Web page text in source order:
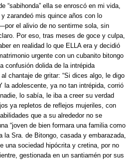
“sabihonda” ella se enroscó en mi vida,
zarandeó mis quince años con lo
el alivio de no sentirme sola, sin
Por eso, tras meses de goce y culpa,
en realidad lo que ELLA era y decidió
urgente con un cubanito bitongo
confusión dolida de la intrépida
chantaje de gritar: “Si dices algo, le digo
la adolescente, ya no tan intrépida, corrió
lo sabía, le iba a creer su verdad
ya repletos de reflejos mujeriles, con
que a su alrededor no se
“joven de bien formara una familia como
la Sra. de Bitongo, casada y embarazada,
una sociedad hipócrita y cretina, por no
gestionada en un santiamén por sus